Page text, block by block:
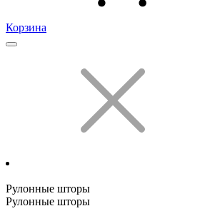
Корзина
Рулонные шторы
Рулонные шторы